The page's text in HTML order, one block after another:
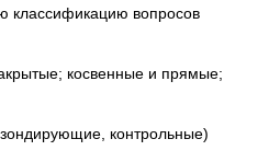
классификацию вопросов
косвенные и прямые;
контрольные)